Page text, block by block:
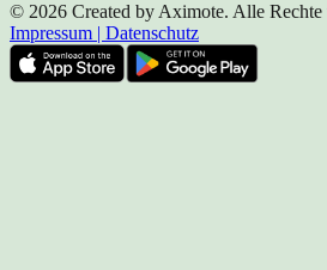
© 2026 Created by Aximote. Alle Rechte
Impressum | Datenschutz